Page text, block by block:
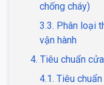
chống cháy)
3.3. Phân loại
vận hành
4. Tiêu chuẩn
4.1. Tiêu